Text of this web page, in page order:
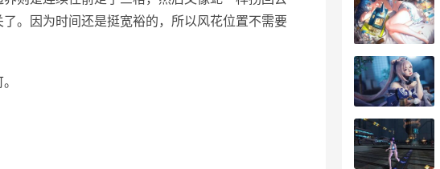
。因为时间还是挺宽裕的，所以风花位置不需要